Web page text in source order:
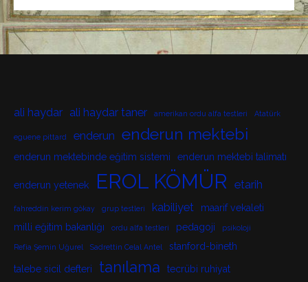
ali haydar ali haydar taner amerikan ordu alfa testleri Atatürk
eguene pittard enderun enderun mektebi
enderun mektebinde eğitim sistemi enderun mektebi talimatı
enderun yetenek EROL KÖMÜR etarih
fahreddin kerim gökay grup testleri kabiliyet
maarif vekaleti
milli eğitim bakanlığı
ordu alfa testleri pedagoji psikoloji
Refia Şemin Uğurel Sadrettin Celal Antel stanford-bineth
talebe sicil defteri tanılama tecrübi ruhiyat